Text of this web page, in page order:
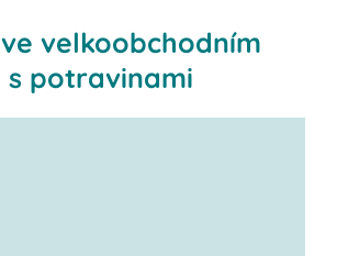
velkoobchodním
s potravinami